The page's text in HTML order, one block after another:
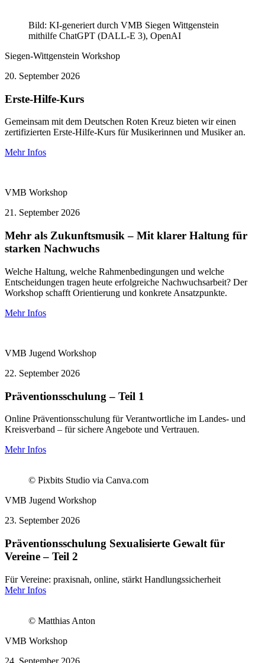
Bild: KI-generiert durch VMB Siegen Wittgenstein
mithilfe ChatGPT (DALL-E 3), OpenAI
Siegen-Wittgenstein Workshop
20. September 2026
Erste-Hilfe-Kurs
Gemeinsam mit dem Deutschen Roten Kreuz bieten wir einen
zertifizierten Erste-Hilfe-Kurs für Musikerinnen und Musiker an.
Mehr Infos
VMB Workshop
21. September 2026
Mehr als Zukunftsmusik – Mit klarer Haltung für
starken Nachwuchs
Welche Haltung, welche Rahmenbedingungen und welche
Entscheidungen tragen heute erfolgreiche Nachwuchsarbeit? Der
Workshop schafft Orientierung und konkrete Ansatzpunkte.
Mehr Infos
VMB Jugend Workshop
22. September 2026
Präventionsschulung – Teil 1
Online Präventionsschulung für Verantwortliche im Landes- und
Kreisverband – für sichere Angebote und Vertrauen.
Mehr Infos
© Pixbits Studio via Canva.com
VMB Jugend Workshop
23. September 2026
Präventionsschulung Sexualisierte Gewalt für
Vereine – Teil 2
Für Vereine: praxisnah, online, stärkt Handlungssicherheit
Mehr Infos
© Matthias Anton
VMB Workshop
24. September 2026